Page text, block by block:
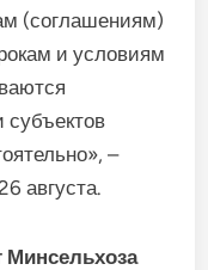
(соглашениям)
и условиям
–
августа.
Минсельхоза